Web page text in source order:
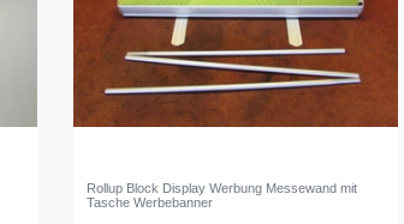
Rollup Block Display Werbung Messewand mit
Tasche Werbebanner